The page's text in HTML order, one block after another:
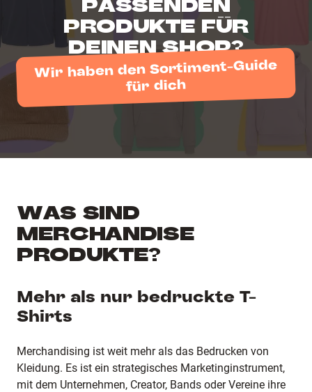
PASSENDEN
PRODUKTE FÜR
DEINEN SHOP?
Wir haben den Sortiment-Guide
für dich
WAS SIND
MERCHANDISE
PRODUKTE?
Mehr als nur bedruckte T-
Shirts
Merchandising ist weit mehr als das Bedrucken von
Kleidung. Es ist ein strategisches Marketinginstrument,
mit dem Unternehmen, Creator, Bands oder Vereine ihre